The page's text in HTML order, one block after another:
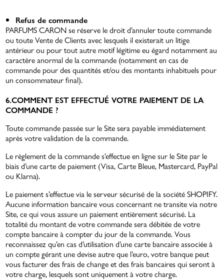
Refus de commande
PARFUMS CARON se réserve le droit d’annuler toute commande
ou toute Vente de Clients avec lesquels il existerait un litige
antérieur ou pour tout autre motif légitime eu égard notamment au
caractère anormal de la commande (notamment en cas de
commande pour des quantités et/ou des montants inhabituels pour
un consommateur final).
6.COMMENT EST EFFECTUÉ VOTRE PAIEMENT DE LA
COMMANDE ?
Toute commande passée sur le Site sera payable immédiatement
après votre validation de la commande.
Le règlement de la commande s’effectue en ligne sur le Site par le
biais d’une carte de paiement (Visa, Carte Bleue, Mastercard, PayPal
ou Klarna).
Le paiement s’effectue via le serveur sécurisé de la société SHOPIFY.
Aucune information bancaire vous concernant ne transite via notre
Site, ce qui vous assure un paiement entièrement sécurisé. La
totalité du montant de votre commande sera débitée de votre
compte bancaire à compter du jour de la commande. Vous
reconnaissez qu’en cas d’utilisation d’une carte bancaire associée à
un compte gérant une devise autre que l’euro, votre banque peut
vous facturer des frais de change et des frais bancaires qui seront à
votre charge, lesquels sont uniquement à votre charge.